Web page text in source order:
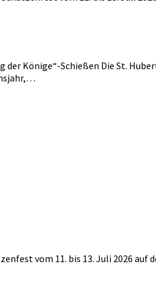
Könige“-Schießen Die St.
vom 11. bis 13. Juli 2026